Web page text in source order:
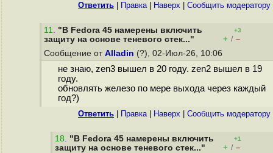
Ответить Правка| Наверх Cообщить модератору
11. "В Fedora 45 намерены включить
защиту на основе теневого стек..."
+3
+ / –
Сообщение от Alladin (?), 02-Июл-26, 10:06
не знаю, zen3 вышел в 20 году. zen2 вышел в 19
году.
обновлять железо по мере выхода через каждый
год?)
Ответить Правка| Наверх Cообщить модератору
18. "В Fedora 45 намерены включить
защиту на основе теневого стек..."
+1
+ / –